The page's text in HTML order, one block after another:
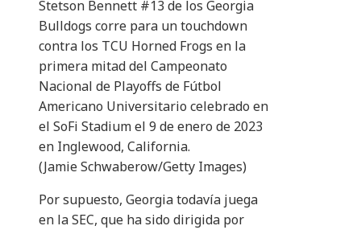
Stetson Bennett #13 de los Georgia
Bulldogs corre para un touchdown
contra los TCU Horned Frogs en la
primera mitad del Campeonato
Nacional de Playoffs de Fútbol
Americano Universitario celebrado en
el SoFi Stadium el 9 de enero de 2023
en Inglewood, California.
(Jamie Schwaberow/Getty Images)
Por supuesto, Georgia todavía juega
en la SEC, que ha sido dirigida por